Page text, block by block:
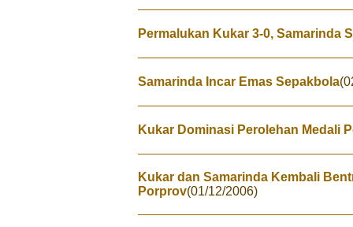
Permalukan Kukar 3-0, Samarinda
Samarinda Incar Emas Sepakbola
Kukar Dominasi Perolehan Medali
Kukar dan Samarinda Kembali
Porprov(01/12/2006)